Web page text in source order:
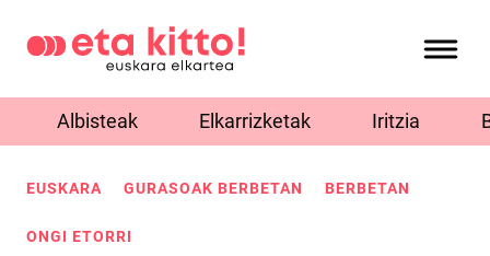
Albisteak Elkarrizketak Iritzia
EUSKARA GURASOAK BERBETAN BERBETAN
ONGI ETORRI